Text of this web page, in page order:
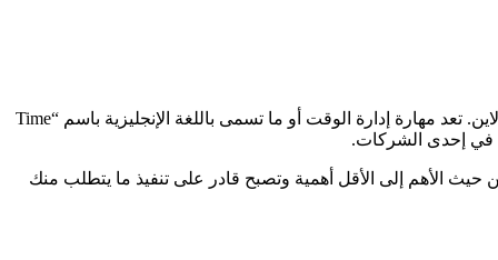
في حالة إذا كنت تعاني من عدم تنظيم الوقت، فمقالنا اليوم لك؛ حيث سوف نتحدث عن أفضل 3 دورات عربية لتعليم إدارة الوقت مجانًا اون لاين. تعد مهارة إدارة الوقت أو ما تسمى باللغة الإنجليزية باسم “Time
حيث الأهم إلى الأقل أهمية وتصبح قادر على تنفيذ ما يتطلب منك